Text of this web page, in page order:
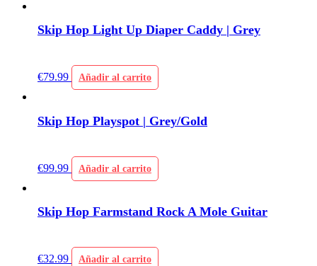
Skip Hop Light Up Diaper Caddy | Grey
€79.99 Añadir al carrito
Skip Hop Playspot | Grey/Gold
€99.99 Añadir al carrito
Skip Hop Farmstand Rock A Mole Guitar
€32.99 Añadir al carrito